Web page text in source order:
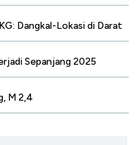
Dangkal-Lokasi di Darat
Sepanjang 2025
M 2,4